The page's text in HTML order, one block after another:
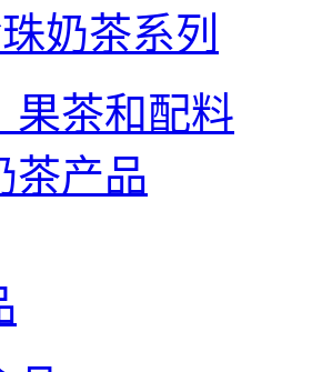
奶茶系列
果茶和配料
茶产品